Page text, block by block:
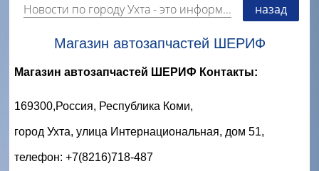
Новости по городу Ухта- это информация о событиях, мероприятиях и торгово-коммерческой деятельности города. Страницу наполняют платные и бесплатные объявления, имеющие функцию "поднятия вверх списка". назад
Магазин автозапчастей ШЕРИФ
Магазин автозапчастей ШЕРИФ Контакты:
169300,Россия, Республика Коми,
город Ухта, улица Интернациональная, дом 51,
телефон: +7(8216)718-487